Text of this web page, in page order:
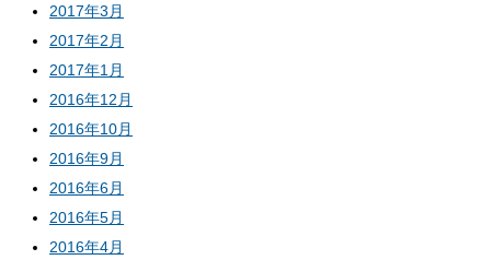
2017年3月
2017年2月
2017年1月
2016年12月
2016年10月
2016年9月
2016年6月
2016年5月
2016年4月